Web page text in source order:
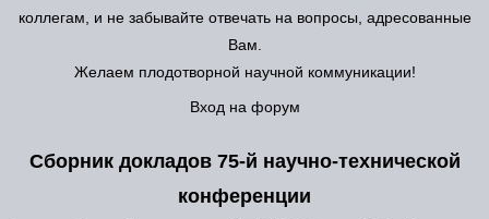
коллегам, и не забывайте отвечать на вопросы, адресованные
Вам.
Желаем плодотворной научной коммуникации!
Вход на форум
Сборник докладов 75-й научно-технической
конференции